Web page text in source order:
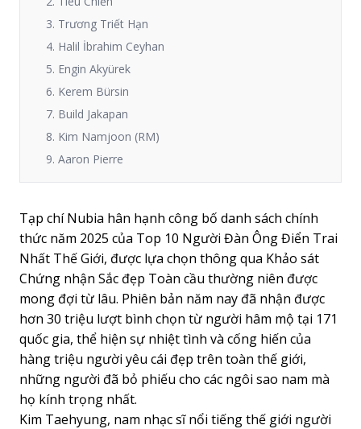
3. Trương Triết Hạn
4. Halil İbrahim Ceyhan
5. Engin Akyürek
6. Kerem Bürsin
7. Build Jakapan
8. Kim Namjoon (RM)
9. Aaron Pierre
Tạp chí Nubia hân hạnh công bố danh sách chính
thức năm 2025 của Top 10 Người Đàn Ông Điển Trai
Nhất Thế Giới, được lựa chọn thông qua Khảo sát
Chứng nhận Sắc đẹp Toàn cầu thường niên được
mong đợi từ lâu. Phiên bản năm nay đã nhận được
hơn 30 triệu lượt bình chọn từ người hâm mộ tại 171
quốc gia, thể hiện sự nhiệt tình và cống hiến của
hàng triệu người yêu cái đẹp trên toàn thế giới,
những người đã bỏ phiếu cho các ngôi sao nam mà
họ kính trọng nhất.
Kim Taehyung, nam nhạc sĩ nổi tiếng thế giới người